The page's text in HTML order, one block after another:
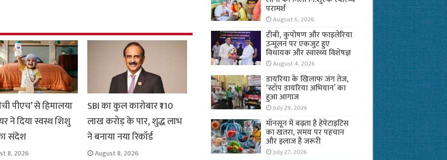
पीएच’ से हिमालया
ने दिया स्वस्थ शिशु
संदेश
8, 2026
SBI का कुल कारोबार ₹110
लाख करोड़ के पार, शुद्ध लाभ
ने बनाया नया रिकॉर्ड
August 8, 2026
परामर्श
August 6, 2026
टीबी, कुपोषण और फाइलेरिया
उन्मूलन पर एकजुट हुए
विधायक और स्वास्थ्य विशेषज्ञ
August 4, 2026
डायरिया के खिलाफ जंग तेज,
‘स्टॉप डायरिया अभियान’ का
हुआ आगाज
July 29, 2026
मॉनसून में बढ़ता है हेपेटाइटिस
का खतरा, समय पर पहचान
और इलाज है जरूरी
July 27, 2026